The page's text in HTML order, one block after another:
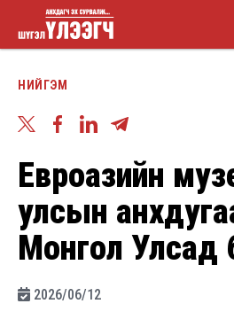
Skip
to
үлээгч
НИЙГЭМ
Евроазийн
улсын
Монгол Улсад
2026/06/12